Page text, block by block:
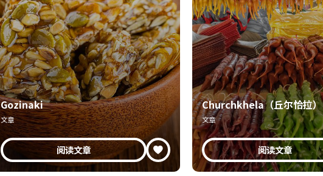
Gozinaki
文章
阅读文章
Churchkhela（丘尔恰拉）
文章
阅读文章